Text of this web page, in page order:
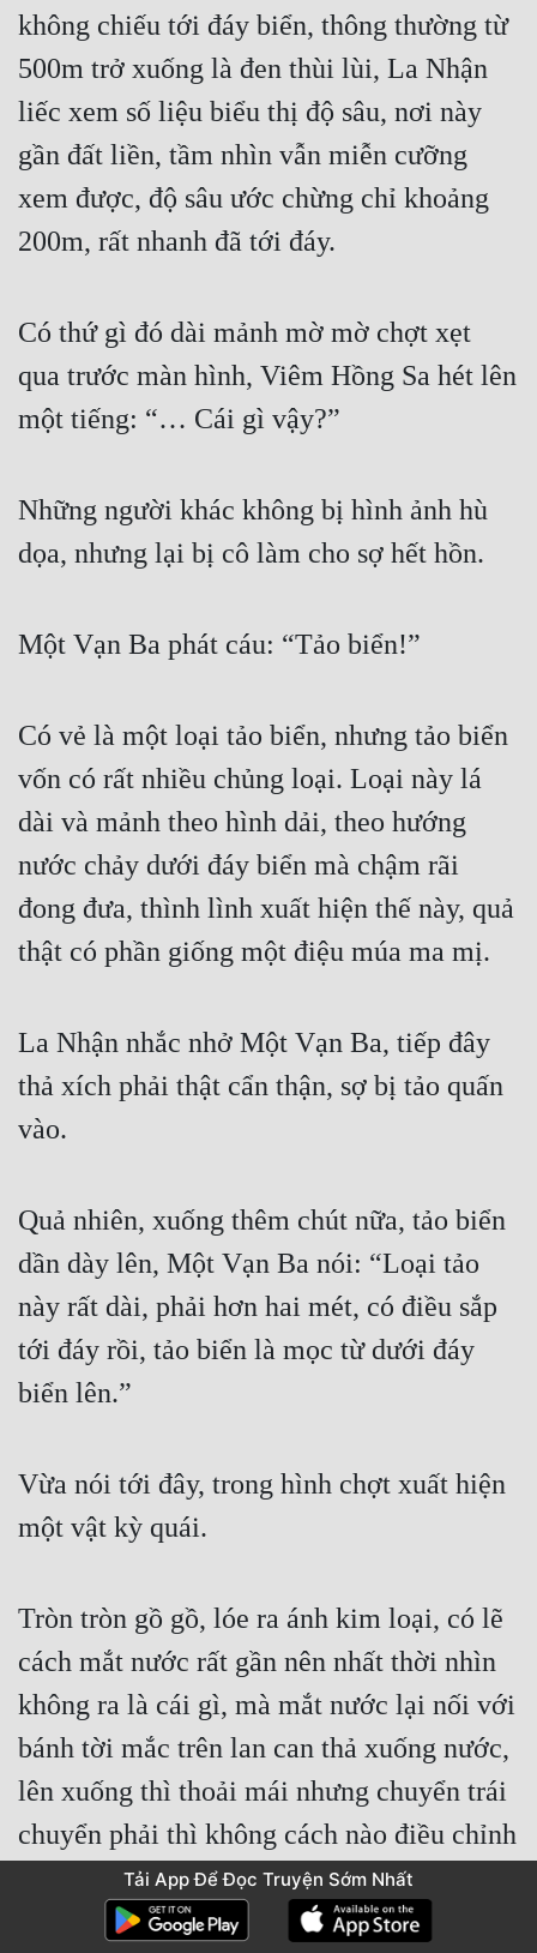
không chiếu tới đáy biển, thông thường từ
500m trở xuống là đen thùi lùi, La Nhận
liếc xem số liệu biểu thị độ sâu, nơi này
gần đất liền, tầm nhìn vẫn miễn cưỡng
xem được, độ sâu ước chừng chỉ khoảng
200m, rất nhanh đã tới đáy.
Có thứ gì đó dài mảnh mờ mờ chợt xẹt
qua trước màn hình, Viêm Hồng Sa hét lên
một tiếng: “… Cái gì vậy?”
Những người khác không bị hình ảnh hù
dọa, nhưng lại bị cô làm cho sợ hết hồn.
Một Vạn Ba phát cáu: “Tảo biển!”
Có vẻ là một loại tảo biển, nhưng tảo biển
vốn có rất nhiều chủng loại. Loại này lá
dài và mảnh theo hình dải, theo hướng
nước chảy dưới đáy biển mà chậm rãi
đong đưa, thình lình xuất hiện thế này, quả
thật có phần giống một điệu múa ma mị.
La Nhận nhắc nhở Một Vạn Ba, tiếp đây
thả xích phải thật cẩn thận, sợ bị tảo quấn
vào.
Quả nhiên, xuống thêm chút nữa, tảo biển
dần dày lên, Một Vạn Ba nói: “Loại tảo
này rất dài, phải hơn hai mét, có điều sắp
tới đáy rồi, tảo biển là mọc từ dưới đáy
biển lên.”
Vừa nói tới đây, trong hình chợt xuất hiện
một vật kỳ quái.
Tròn tròn gồ gồ, lóe ra ánh kim loại, có lẽ
cách mắt nước rất gần nên nhất thời nhìn
không ra là cái gì, mà mắt nước lại nối với
bánh tời mắc trên lan can thả xuống nước,
lên xuống thì thoải mái nhưng chuyển trái
chuyển phải thì không cách nào điều chỉnh
Tải App Để Đọc Truyện Sớm Nhất